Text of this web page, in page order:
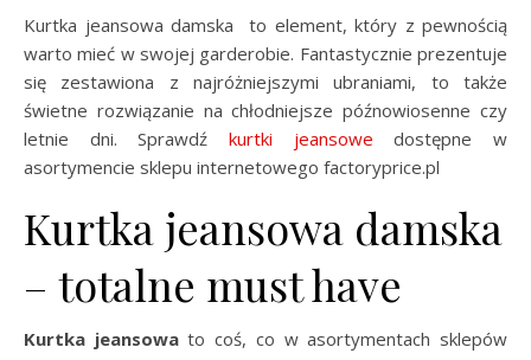
Kurtka jeansowa damska to element, który z pewnością
warto mieć w swojej garderobie. Fantastycznie prezentuje
się zestawiona z najróżniejszymi ubraniami, to także
świetne rozwiązanie na chłodniejsze późnowiosenne czy
letnie dni. Sprawdź kurtki jeansowe dostępne w
asortymencie sklepu internetowego factoryprice.pl
Kurtka jeansowa damska
– totalne must have
Kurtka jeansowato coś, co w asortymentach sklepów